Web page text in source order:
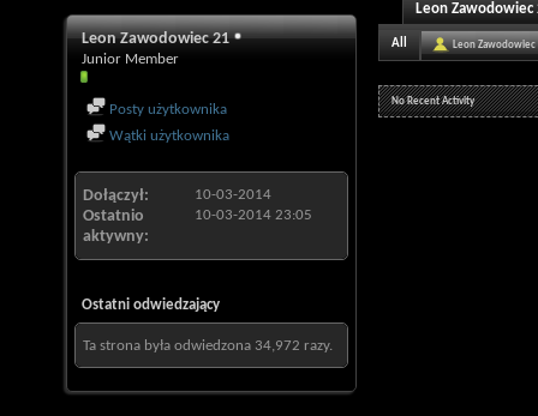
Leon Zawodowiec 21
Junior Member
Posty użytkownika
Wątki użytkownika
Dołączył 10-03-2014
Ostatnio
aktywny
10-03-2014 23:05
Ostatni odwiedzający
Ta strona była odwiedzona 34,972 razy.
Leon
All Leon Zawodowiec
No Recent Activity